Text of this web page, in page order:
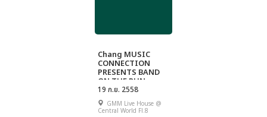
Chang MUSIC
CONNECTION
PRESENTS BAND
ON THE RUN
CONCERT SERIES
2015 SHOW #2
(CRESCENDO VS
19 ก.ย. 2558
GMM Live House @
Central World Fl.8